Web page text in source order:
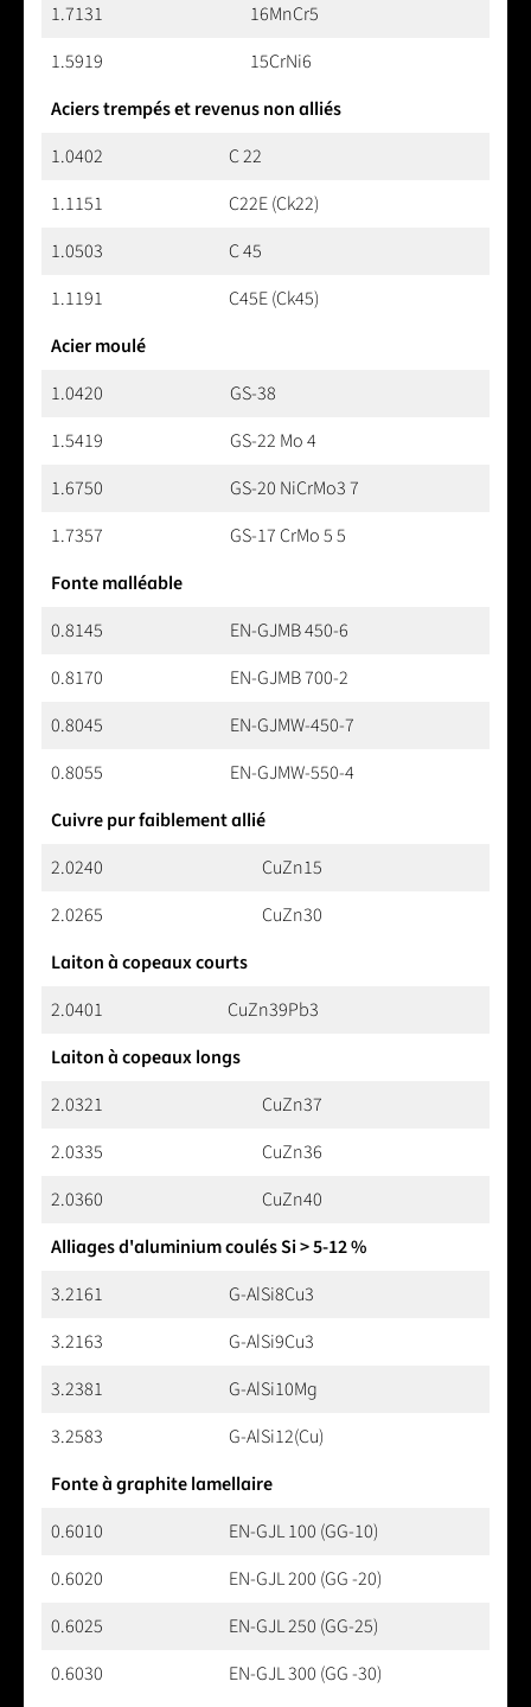
1.7131
16MnCr5
1.5919
15CrNi6
Aciers trempés et revenus non alliés
1.0402
C 22
1.1151
C22E (Ck22)
1.0503
C 45
1.1191
C45E (Ck45)
Acier moulé
1.0420
GS-38
1.5419
GS-22 Mo 4
1.6750
GS-20 NiCrMo3 7
1.7357
GS-17 CrMo 5 5
Fonte malléable
0.8145
EN-GJMB 450-6
0.8170
EN-GJMB 700-2
0.8045
EN-GJMW-450-7
0.8055
EN-GJMW-550-4
Cuivre pur faiblement allié
2.0240
CuZn15
2.0265
CuZn30
Laiton à copeaux courts
2.0401
CuZn39Pb3
Laiton à copeaux longs
2.0321
CuZn37
2.0335
CuZn36
2.0360
CuZn40
Alliages d'aluminium coulés Si > 5-12 %
3.2161
G-AlSi8Cu3
3.2163
G-AlSi9Cu3
3.2381
G-AlSi10Mg
3.2583
G-AlSi12(Cu)
Fonte à graphite lamellaire
0.6010
EN-GJL 100 (GG-10)
0.6020
EN-GJL 200 (GG -20)
0.6025
EN-GJL 250 (GG-25)
0.6030
EN-GJL 300 (GG -30)